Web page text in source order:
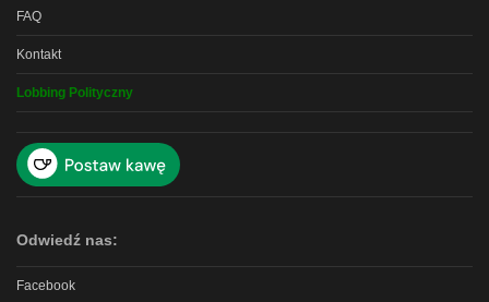
FAQ
Kontakt
Lobbing Polityczny
Odwiedź nas:
Facebook